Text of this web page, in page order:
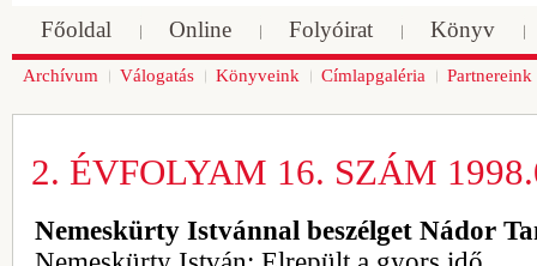
Főoldal Online Folyóirat Könyv
Archívum Válogatás Könyveink Címlapgaléria Partnereink
2. ÉVFOLYAM 16. SZÁM
Nemeskürty Istvánnal beszélget Nádor